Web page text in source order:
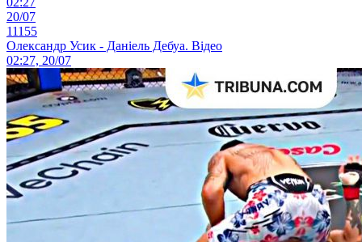
20/07
11155
Олександр Усик - Даніель Дебуа. Відео
02:27, 20/07